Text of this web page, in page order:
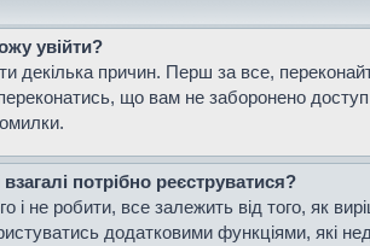
увійти?
декілька причин. Перш за все,
що вам не заборонено
потрібно реєструватися?
і не робити, все залежить від того, як
додатковими функціями, які